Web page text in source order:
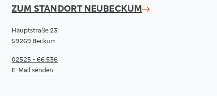
ZUM STANDORT NEUBECKUM
Hauptstraße 23
59269 Beckum
02525 - 66 536
E-Mail senden